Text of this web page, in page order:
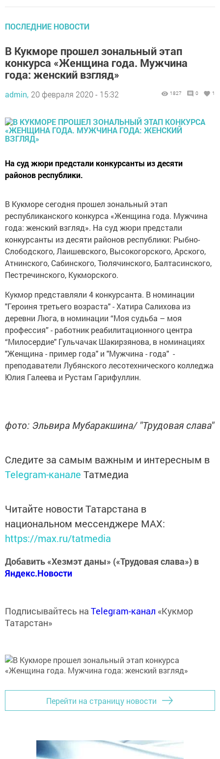
ПОСЛЕДНИЕ НОВОСТИ
В Кукморе прошел зональный этап
конкурса «Женщина года. Мужчина
года: женский взгляд»
admin, 20 февраля 2020 - 15:32 1827 0 1
На суд жюри предстали конкурсанты из десяти
районов республики.
В Кукморе сегодня прошел зональный этап
республиканского конкурса «Женщина года. Мужчина
года: женский взгляд». На суд жюри предстали
конкурсанты из десяти районов республики: Рыбно-
Слободского, Лаишевского, Высокогорского, Арского,
Атнинского, Сабинского, Тюлячинского, Балтасинского,
Пестречинского, Кукморского.
Кукмор представляли 4 конкурсанта. В номинации
"Героиня третьего возраста" - Хатира Салихова из
деревни Люга, в номинации “Моя судьба – моя
профессия” - работник реабилитационного центра
“Милосердие" Гульчачак Шакирзянова, в номинациях
"Женщина - пример года" и "Мужчина - года" -
преподаватели Лубянского лесотехнического колледжа
Юлия Галеева и Рустам Гарифуллин.
фото: Эльвира Мубаракшина/ "Трудовая слава"
Следите за самым важным и интересным в
Telegram-канале Татмедиа
Читайте новости Татарстана в
национальном мессенджере MАХ:
https://max.ru/tatmedia
Добавить «Хезмэт даны» («Трудовая слава») в
Яндекс.Новости
Подписывайтесь на Telegram-канал «Кукмор
Татарстан»
Перейти на страницу новости